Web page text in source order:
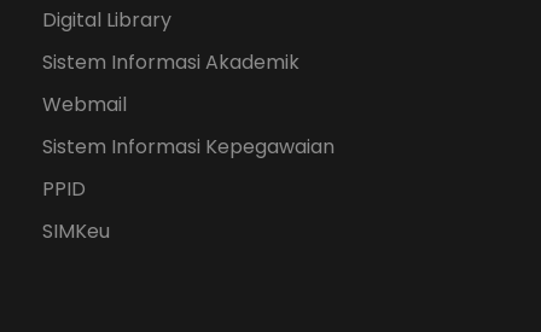
Digital Library
Sistem Informasi Akademik
Webmail
Sistem Informasi Kepegawaian
PPID
SIMKeu